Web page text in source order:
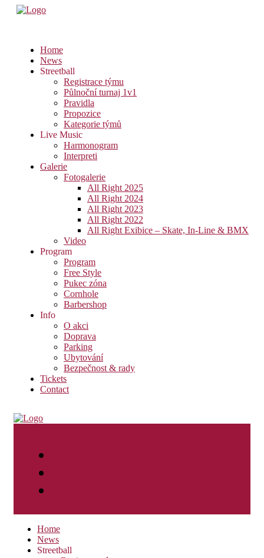
Home
News
Streetball
Registrace týmu
Půlnoční turnaj 1v1
Pravidla
Propozice
Kategorie týmů
Live Music
Harmonogram
Interpreti
Galerie
Fotogalerie
All Right 2025
All Right 2024
All Right 2023
All Right 2022
All Right Exibice – Skate, In-Line & BMX
Video
Program
Program
Free Style
Pukec zóna
Cornhole
Barbershop
Info
O akci
Doprava
Parking
Ubytování
Bezpečnost & rady
Tickets
Contact
Home
News
Streetball